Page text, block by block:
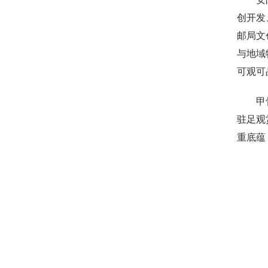
创开发
邮局
与地域
可观可
甲骨
驻足观
重底蕴